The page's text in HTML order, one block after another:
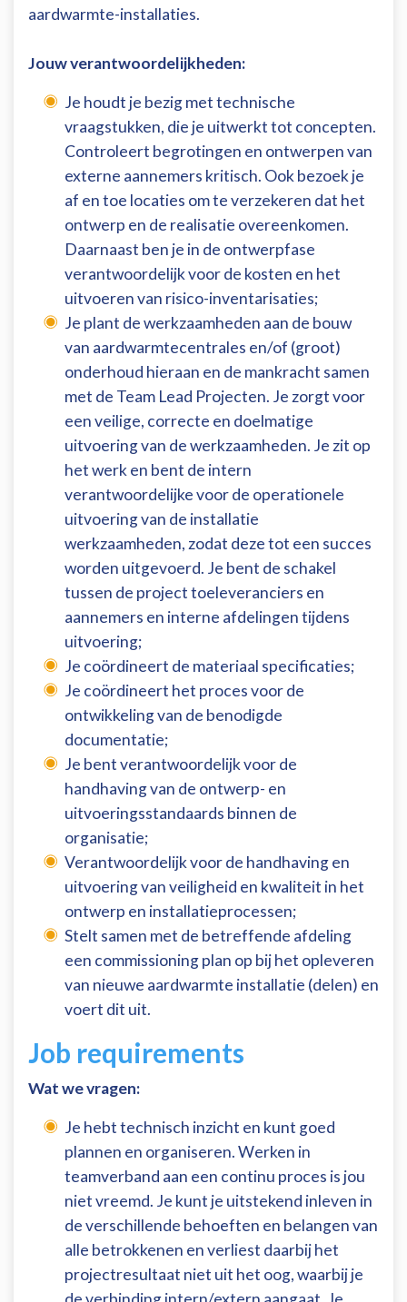
aardwarmte-installaties.
Jouw verantwoordelijkheden:
Je houdt je bezig met technische
vraagstukken, die je uitwerkt tot concepten.
Controleert begrotingen en ontwerpen van
externe aannemers kritisch. Ook bezoek je
af en toe locaties om te verzekeren dat het
ontwerp en de realisatie overeenkomen.
Daarnaast ben je in de ontwerpfase
verantwoordelijk voor de kosten en het
uitvoeren van risico-inventarisaties;
Je plant de werkzaamheden aan de bouw
van aardwarmtecentrales en/of (groot)
onderhoud hieraan en de mankracht samen
met de Team Lead Projecten. Je zorgt voor
een veilige, correcte en doelmatige
uitvoering van de werkzaamheden. Je zit op
het werk en bent de intern
verantwoordelijke voor de operationele
uitvoering van de installatie
werkzaamheden, zodat deze tot een succes
worden uitgevoerd. Je bent de schakel
tussen de project toeleveranciers en
aannemers en interne afdelingen tijdens
uitvoering;
Je coördineert de materiaal specificaties;
Je coördineert het proces voor de
ontwikkeling van de benodigde
documentatie;
Je bent verantwoordelijk voor de
handhaving van de ontwerp- en
uitvoeringsstandaards binnen de
organisatie;
Verantwoordelijk voor de handhaving en
uitvoering van veiligheid en kwaliteit in het
ontwerp en installatieprocessen;
Stelt samen met de betreffende afdeling
een commissioning plan op bij het opleveren
van nieuwe aardwarmte installatie (delen) en
voert dit uit.
Job requirements
Wat we vragen:
Je hebt technisch inzicht en kunt goed
plannen en organiseren. Werken in
teamverband aan een continu proces is jou
niet vreemd. Je kunt je uitstekend inleven in
de verschillende behoeften en belangen van
alle betrokkenen en verliest daarbij het
projectresultaat niet uit het oog, waarbij je